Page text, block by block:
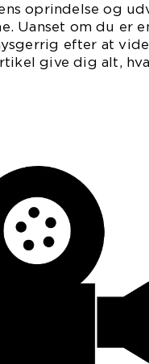
oprindelse og
Uanset om du er
efter at
give dig alt,